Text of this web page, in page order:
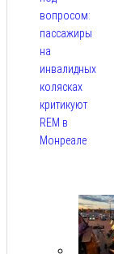
вопросом:
пассажиры
на
инвалидных
колясках
критикуют
REM в
Монреале